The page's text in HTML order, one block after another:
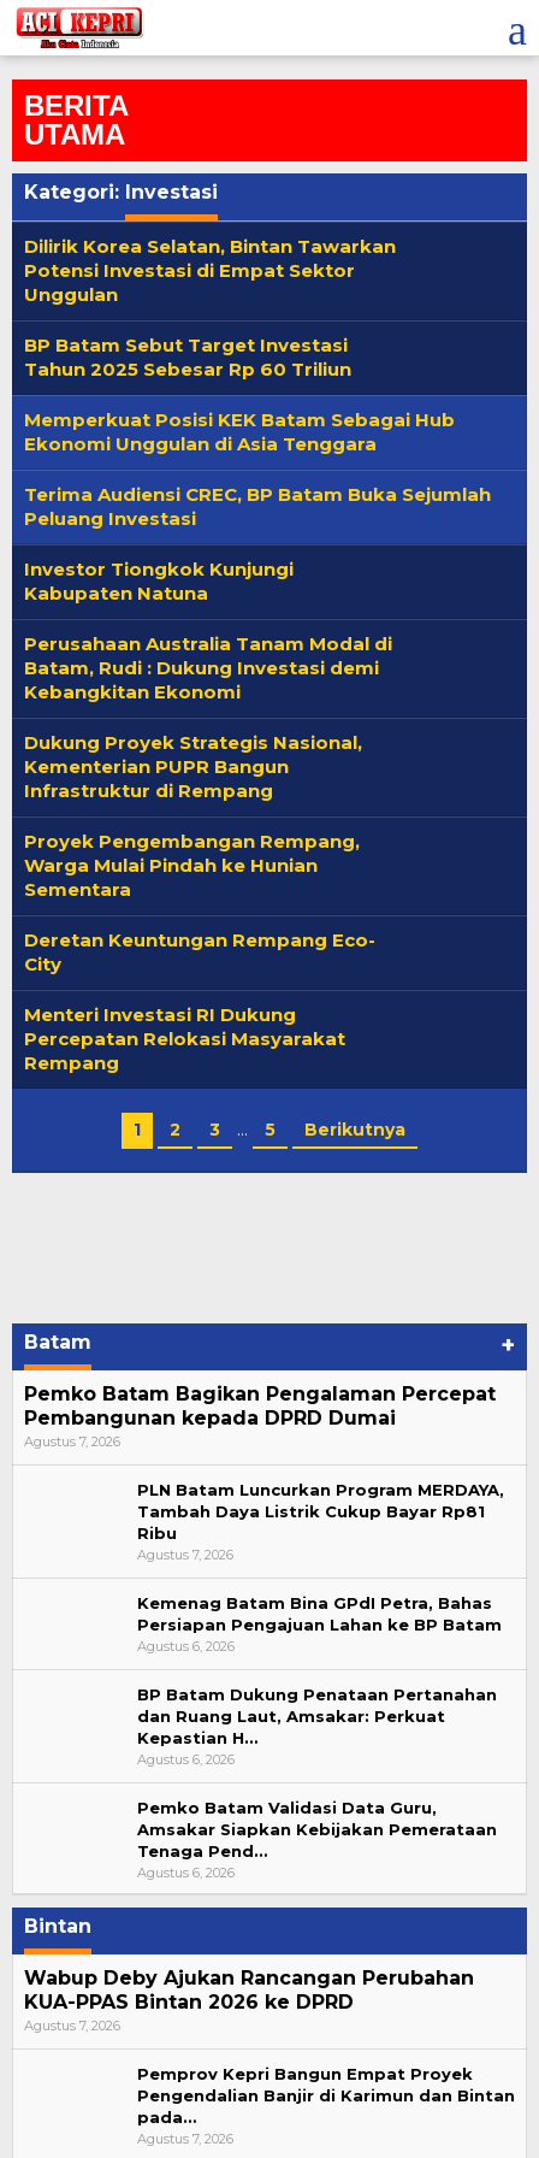
Lewati
ke
konten
BERITA
UTAMA
Kategori: Investasi
Dilirik Korea Selatan, Bintan Tawarkan
Potensi Investasi di Empat Sektor
Unggulan
BP Batam Sebut Target Investasi
Tahun 2025 Sebesar Rp 60 Triliun
Memperkuat Posisi KEK Batam Sebagai Hub
Ekonomi Unggulan di Asia Tenggara
Terima Audiensi CREC, BP Batam Buka Sejumlah
Peluang Investasi
Investor Tiongkok Kunjungi
Kabupaten Natuna
Perusahaan Australia Tanam Modal di
Batam, Rudi : Dukung Investasi demi
Kebangkitan Ekonomi
Dukung Proyek Strategis Nasional,
Kementerian PUPR Bangun
Infrastruktur di Rempang
Proyek Pengembangan Rempang,
Warga Mulai Pindah ke Hunian
Sementara
Deretan Keuntungan Rempang Eco-
City
Menteri Investasi RI Dukung
Percepatan Relokasi Masyarakat
Rempang
1 2 3 … 5 Berikutnya
Batam +
Pemko Batam Bagikan Pengalaman Percepat
Pembangunan kepada DPRD Dumai
Agustus 7, 2026
PLN Batam Luncurkan Program MERDAYA,
Tambah Daya Listrik Cukup Bayar Rp81
Ribu
Agustus 7, 2026
Kemenag Batam Bina GPdI Petra, Bahas
Persiapan Pengajuan Lahan ke BP Batam
Agustus 6, 2026
BP Batam Dukung Penataan Pertanahan
dan Ruang Laut, Amsakar: Perkuat
Kepastian H…
Agustus 6, 2026
Pemko Batam Validasi Data Guru,
Amsakar Siapkan Kebijakan Pemerataan
Tenaga Pend…
Agustus 6, 2026
Bintan
Wabup Deby Ajukan Rancangan Perubahan
KUA-PPAS Bintan 2026 ke DPRD
Agustus 7, 2026
Pemprov Kepri Bangun Empat Proyek
Pengendalian Banjir di Karimun dan Bintan
pada…
Agustus 7, 2026